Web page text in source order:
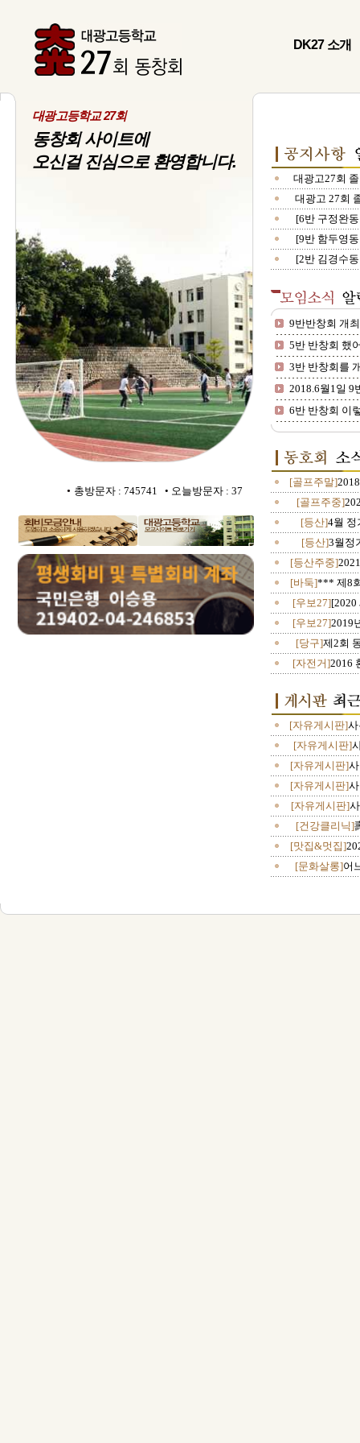
DK27 소개
대광고등학교 27회
동창회 사이트에
오신걸 진심으로 환영합니다.
• 총방문자 : 745741 • 오늘방문자 : 37
대광고27회
대광고 27회
[6반 구정완
[9반 함두영
[2반 김경수
9반반창회 개
5반 반창회 했
3반 반창회를
2018.6월1일 9
6반 반창회 이
[골프주말]
[골프주중]
[등산]4월 정
[등산]3월정
[등산주중]
[바둑]*** 제8
[우보27][2020
[우보27]2019
[당구]제2회
[자전거]2016
[자유게시판]사
[자유게시판]
[자유게시판]
[자유게시판]
[자유게시판]
[건강클리닉]
[맛집&멋집]
[문화살롱]어